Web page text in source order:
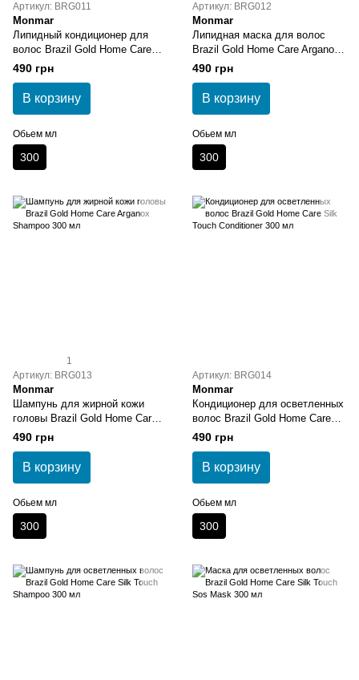
Артикул: BRG011
Monmar
Липидный кондиционер для
волос Brazil Gold Home Care
Arganox Conditioner Brazil Gold
300 мл
490 грн
В корзину
Обьем мл
300
Артикул: BRG012
Monmar
Липидная маска для волос
Brazil Gold Home Care Arganox
Mask 300 мл
490 грн
В корзину
Обьем мл
300
1
Артикул: BRG013
Monmar
Шампунь для жирной кожи
головы Brazil Gold Home Care
Arganox Shampoo 300 мл
490 грн
В корзину
Обьем мл
300
Артикул: BRG014
Monmar
Кондиционер для осветленных
волос Brazil Gold Home Care
Silk Touch Conditioner 300 мл
490 грн
В корзину
Обьем мл
300